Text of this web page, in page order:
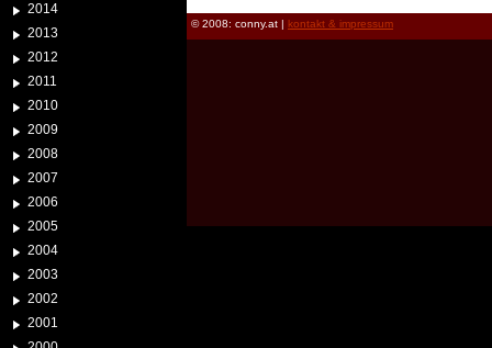
2014
2013
2012
2011
2010
2009
2008
2007
2006
2005
2004
2003
2002
2001
© 2008: conny.at | kontakt & impressum